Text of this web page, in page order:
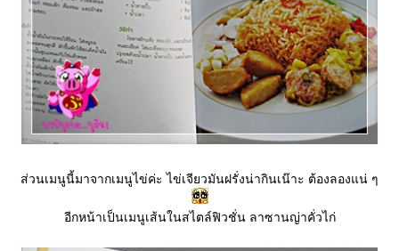
ส่วนเมนูนี้มาจากเมนูไข่ค่ะ ไข่เจียวมันฝรั่งน่ากินเน๊าะ ต้องลองแน่ ๆ
อีกหน้าเป็นเมนูเส้นในสไตล์ฟิวชั่น ลาซานญ่าคั่วไก่